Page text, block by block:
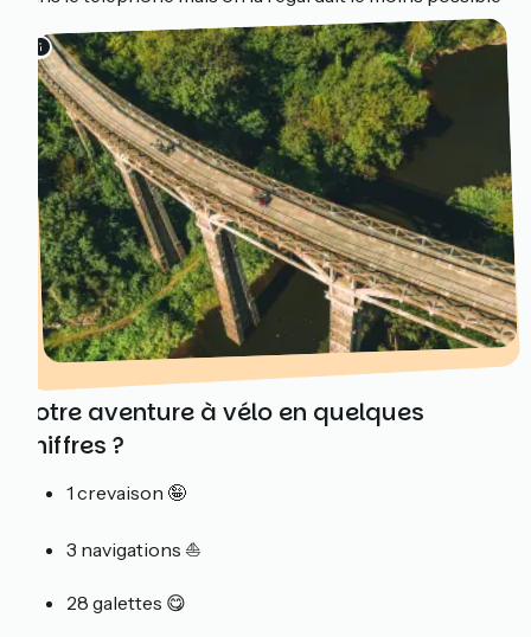
Votre aventure à vélo en quelques
chiffres ?
1 crevaison 🤪
3 navigations ⛵
28 galettes 😋